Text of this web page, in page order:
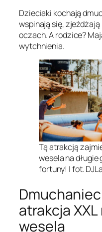
Dzieciaki kochają
wspinają się, zjeżdżają
oczach. A rodzice?
wytchnienia.
Tą atrakcją
wesela na
fortuny! | fot.
atrakcja
wesela